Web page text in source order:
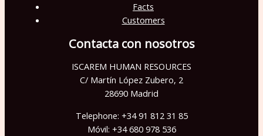
Facts
Customers
Contacta con nosotros
ISCAREM HUMAN RESOURCES
C/ Martín López Zubero, 2
28690 Madrid
Telephone: +34 91 812 31 85
Móvil: +34 680 978 536